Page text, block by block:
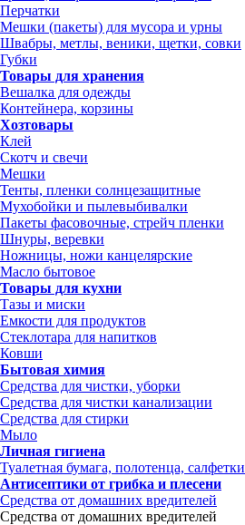
Перчатки
Мешки (пакеты) для мусора и урны
Швабры, метлы, веники, щетки, совки
Губки
Товары для хранения
Вешалка для одежды
Контейнера, корзины
Хозтовары
Клей
Скотч и свечи
Мешки
Тенты, пленки солнцезащитные
Мухобойки и пылевыбивалки
Пакеты фасовочные, стрейч пленки
Шнуры, веревки
Ножницы, ножи канцелярские
Масло бытовое
Товары для кухни
Тазы и миски
Емкости для продуктов
Стеклотара для напитков
Ковши
Бытовая химия
Средства для чистки, уборки
Средства для чистки канализации
Средства для стирки
Мыло
Личная гигиена
Туалетная бумага, полотенца, салфетки
Антисептики от грибка и плесени
Средства от домашних вредителей
Средства от домашних вредителей